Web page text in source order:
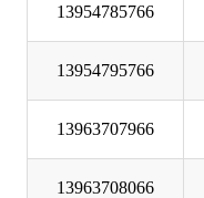
13954785766
13954795766
13963707966
13963708066